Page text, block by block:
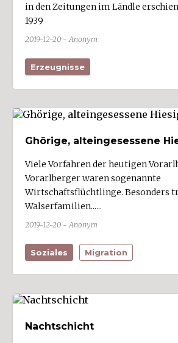
Raggal
Rankweil (10)
Reuthe
Riefensberg
Sankt Anton im Montafon
Sankt Gallenkirch
Sankt Gerold
Satteins (2)
Schlins (3)
Schnepfau
Schoppernau
Schruns (4)
in den Zeitungen im Ländle
1939
2019-12-20 - Anonym
Erzeugnisse
Ghörige, alteingesessene
Viele Vorfahren der heutigen
Vorarlberger waren sogenannte
Wirtschaftsflüchtlinge. Besonders
Walserfamilien......
2019-12-20 - Anonym
Soziales Migration
Nachtschicht